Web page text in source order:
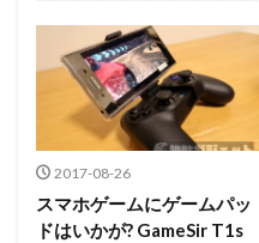
2017-08-26
スマホゲームにゲームパッ
ドはいかが? GameSir T1s